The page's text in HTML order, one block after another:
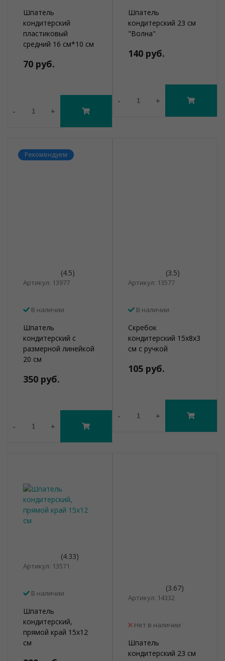
Шпатель
кондитерский
пластиковый
средний 16 см*10 см
70 руб.
- +
Шпатель
кондитерский 23 см
"Волна"
140 руб.
- +
Рекомендуем
(4.5)
Артикул: 13977
В наличии
Шпатель
кондитерский с
размерной линейкой
20 см
350 руб.
- +
(3.5)
Артикул: 13577
В наличии
Скребок
кондитерский 15х8х3
см с ручкой
105 руб.
- +
(4.33)
Артикул: 13571
В наличии
Шпатель
кондитерский,
прямой край 15х12
см
(3.67)
Артикул: 14332
Нет в наличии
Шпатель
кондитерский 23 cм